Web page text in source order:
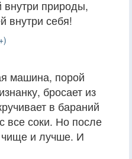
внутри природы,
внутри себя!
машина, порой
бросает из
в бараний
все соки. Но после
чище и лучше. И